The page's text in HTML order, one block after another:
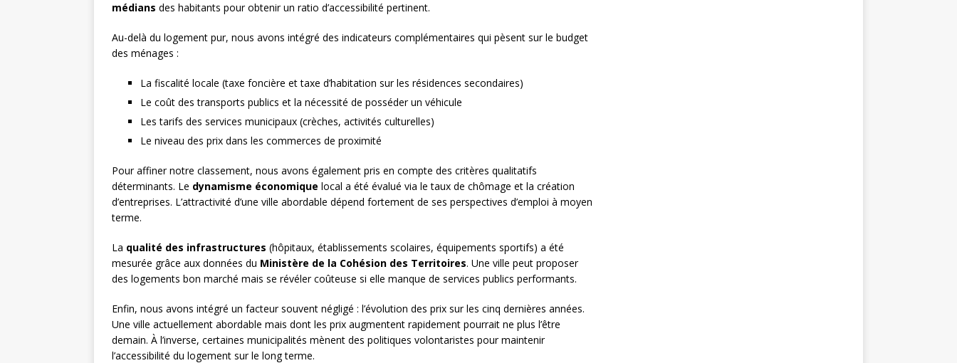
médians des habitants pour obtenir un ratio d’accessibilité pertinent.
Au-delà du logement pur, nous avons intégré des indicateurs complémentaires qui pèsent sur le budget
des ménages :
La fiscalité locale (taxe foncière et taxe d’habitation sur les résidences secondaires)
Le coût des transports publics et la nécessité de posséder un véhicule
Les tarifs des services municipaux (crèches, activités culturelles)
Le niveau des prix dans les commerces de proximité
Pour affiner notre classement, nous avons également pris en compte des critères qualitatifs
déterminants. Le dynamisme économique local a été évalué via le taux de chômage et la création
d’entreprises. L’attractivité d’une ville abordable dépend fortement de ses perspectives d’emploi à moyen
terme.
La qualité des infrastructures (hôpitaux, établissements scolaires, équipements sportifs) a été
mesurée grâce aux données du Ministère de la Cohésion des Territoires. Une ville peut proposer
des logements bon marché mais se révéler coûteuse si elle manque de services publics performants.
Enfin, nous avons intégré un facteur souvent négligé : l’évolution des prix sur les cinq dernières années.
Une ville actuellement abordable mais dont les prix augmentent rapidement pourrait ne plus l’être
demain. À l’inverse, certaines municipalités mènent des politiques volontaristes pour maintenir
l’accessibilité du logement sur le long terme.